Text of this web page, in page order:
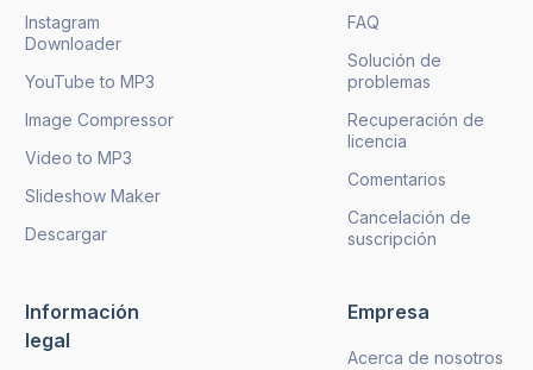
Instagram
Downloader
YouTube to MP3
Image Compressor
Video to MP3
Slideshow Maker
Descargar
FAQ
Solución de
problemas
Recuperación de
licencia
Comentarios
Cancelación de
suscripción
Información
legal
Empresa
Acerca de nosotros